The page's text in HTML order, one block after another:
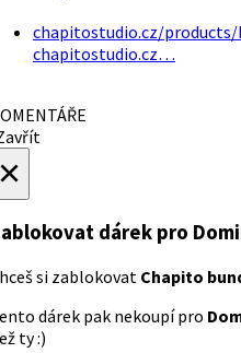
chapitostudio.cz/
chapitostudio.cz…
dárek pro
si zablokovat Chapito
dárek pak nekoupí pro
ty :)